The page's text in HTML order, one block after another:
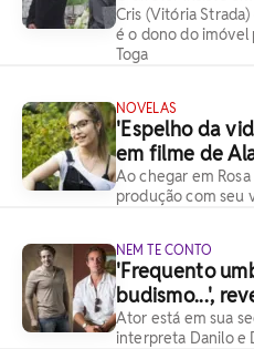
Cris (Vitória
é o dono do imóvel
Toga
NOVELAS
'Espelho da
em filme de
Ao chegar em
produção com seu
NEM TE CONTO
'Frequento
budismo...',
Ator está em sua
interpreta Danilo e